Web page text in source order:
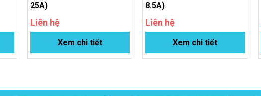
25A)
Liên hệ
Xem chi tiết
8.5A)
Liên hệ
Xem chi tiết